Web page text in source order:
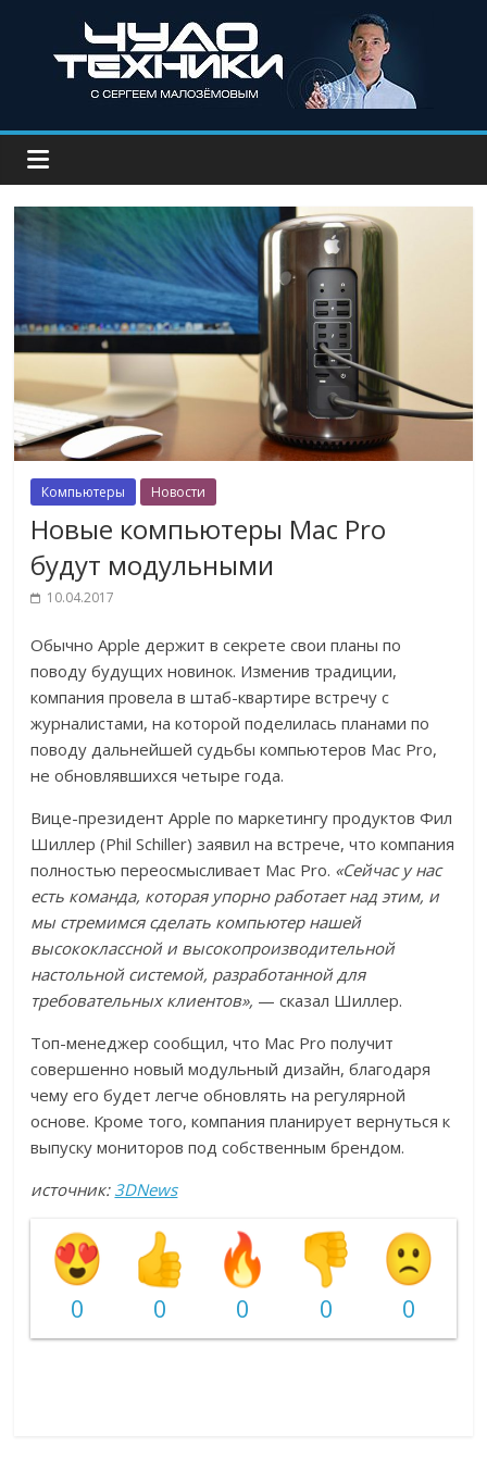
Компьютеры Новости
Новые компьютеры Mac Pro
будут модульными
10.04.2017
Обычно Apple держит в секрете свои планы по
поводу будущих новинок. Изменив традиции,
компания провела в штаб-квартире встречу с
журналистами, на которой поделилась планами по
поводу дальнейшей судьбы компьютеров Mac Pro,
не обновлявшихся четыре года.
Вице-президент Apple по маркетингу продуктов Фил
Шиллер (Phil Schiller) заявил на встрече, что компания
полностью переосмысливает Mac Pro. «Сейчас у нас
есть команда, которая упорно работает над этим, и
мы стремимся сделать компьютер нашей
высококлассной и высокопроизводительной
настольной системой, разработанной для
требовательных клиентов», — сказал Шиллер.
Топ-менеджер сообщил, что Mac Pro получит
совершенно новый модульный дизайн, благодаря
чему его будет легче обновлять на регулярной
основе. Кроме того, компания планирует вернуться к
выпуску мониторов под собственным брендом.
источник: 3DNews
0 0 0 0 0